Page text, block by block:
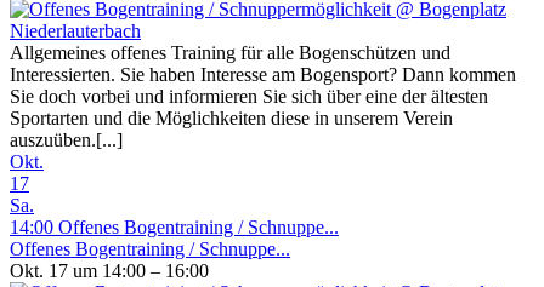
Allgemeines offenes Training für alle Bogenschützen und
Interessierten. Sie haben Interesse am Bogensport? Dann kommen
Sie doch vorbei und informieren Sie sich über eine der ältesten
Sportarten und die Möglichkeiten diese in unserem Verein
auszuüben.[...]
Okt.
17
Sa.
14:00 Offenes Bogentraining / Schnuppe...
Offenes Bogentraining / Schnuppe...
Okt. 17 um 14:00 – 16:00